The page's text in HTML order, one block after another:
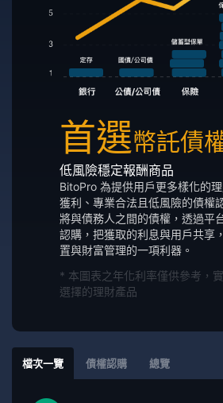
首選幣託債
低風險穩定報酬商品
BitoPro 為提供用戶更多樣化的
獲利、專業合法且低風險的債權
將與債務人之間的債權，透過平
認購，把獲取的利息與用戶共享
置與財富管理的一項利器。
* 本圖表之年化利率僅供參考，
選擇的理財產品
檔次一覽 債權認購 總覽